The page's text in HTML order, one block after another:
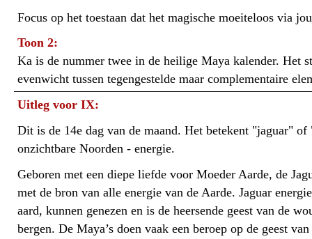
Focus op het toestaan dat het magische moeiteloos via
Toon 2:
Ka is de nummer twee in de heilige Maya kalender. Het
evenwicht tussen tegengestelde maar complementaire
Uitleg voor IX:
Dit is de 14e dag van de maand. Het betekent "jaguar"
onzichtbare Noorden - energie.
Geboren met een diepe liefde voor Moeder Aarde, de
met de bron van alle energie van de Aarde. Jaguar
aard, kunnen genezen en is de heersende geest van de
bergen. De Maya’s doen vaak een beroep op de geest